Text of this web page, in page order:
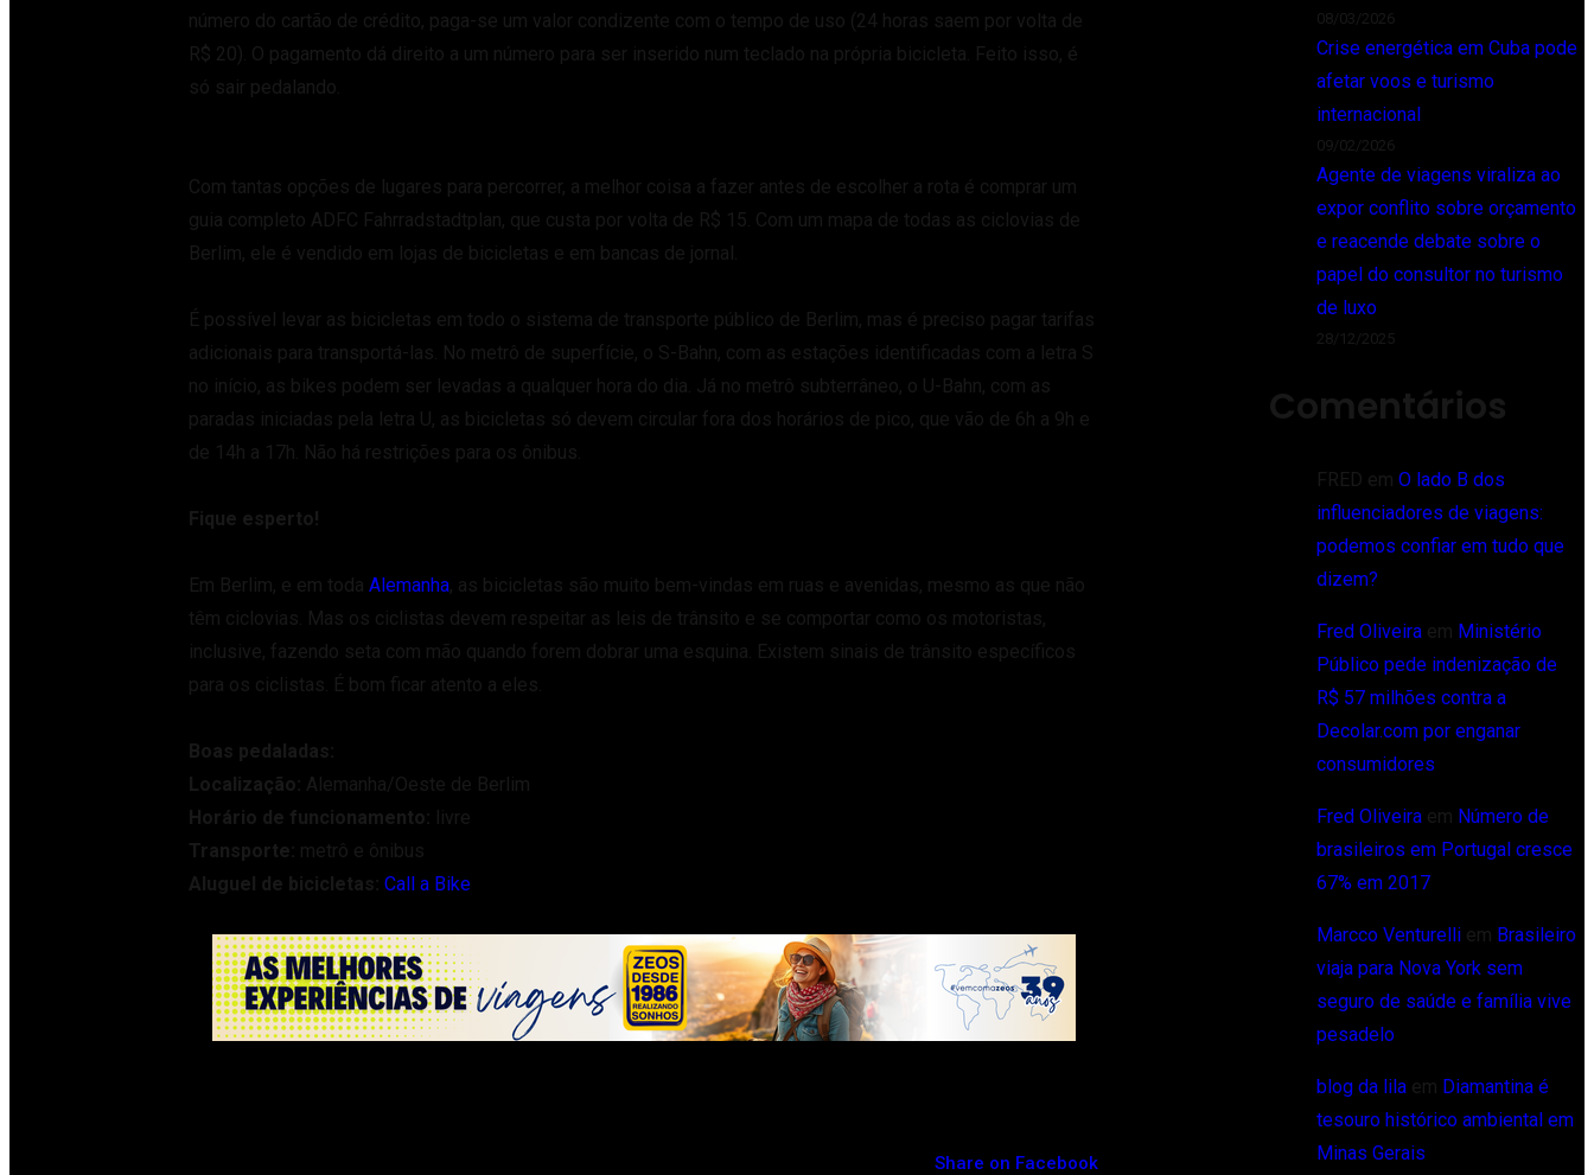
número do cartão de crédito, paga-se um valor condizente com o tempo de uso (24 horas saem por volta de
R$ 20). O pagamento dá direito a um número para ser inserido num teclado na própria bicicleta. Feito isso, é
só sair pedalando.
Com tantas opções de lugares para percorrer, a melhor coisa a fazer antes de escolher a rota é comprar um
guia completo ADFC Fahrradstadtplan, que custa por volta de R$ 15. Com um mapa de todas as ciclovias de
Berlim, ele é vendido em lojas de bicicletas e em bancas de jornal.
É possível levar as bicicletas em todo o sistema de transporte público de Berlim, mas é preciso pagar tarifas
adicionais para transportá-las. No metrô de superfície, o S-Bahn, com as estações identificadas com a letra S
no início, as bikes podem ser levadas a qualquer hora do dia. Já no metrô subterrâneo, o U-Bahn, com as
paradas iniciadas pela letra U, as bicicletas só devem circular fora dos horários de pico, que vão de 6h a 9h e
de 14h a 17h. Não há restrições para os ônibus.
Fique esperto!
Em Berlim, e em todaAlemanha, as bicicletas são muito bem-vindas em ruas e avenidas, mesmo as que não
têm ciclovias. Mas os ciclistas devem respeitar as leis de trânsito e se comportar como os motoristas,
inclusive, fazendo seta com mão quando forem dobrar uma esquina. Existem sinais de trânsito específicos
para os ciclistas. É bom ficar atento a eles.
Boas pedaladas:
Localização: Alemanha/Oeste de Berlim
Horário de funcionamento:
livre
Transporte: metrô e ônibus
Aluguel de bicicletas: Call a Bike
Share on Facebook
08/03/2026
Crise energética em Cuba pode
afetar voos e turismo
internacional
09/02/2026
Agente de viagens viraliza ao
expor conflito sobre orçamento
e reacende debate sobre o
papel do consultor no turismo
de luxo
28/12/2025
Comentários
FRED emO lado B dos
influenciadores de viagens:
podemos confiar em tudo que
dizem?
Fred Oliveira em Ministério
Público pede indenização de
R$ 57 milhões contra a
Decolar.com por enganar
consumidores
Fred Oliveira em Número de
brasileiros em Portugal cresce
67% em 2017
Marcco Venturelli em Brasileiro
viaja para Nova York sem
seguro de saúde e família vive
pesadelo
blog da lila em Diamantina é
tesouro histórico ambiental em
Minas Gerais